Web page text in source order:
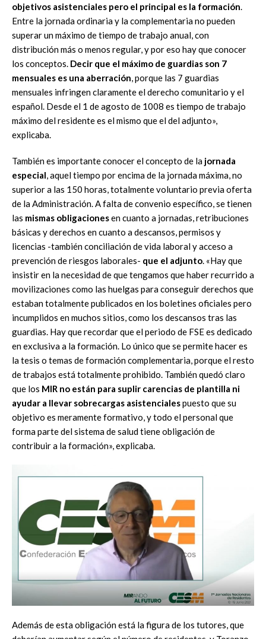
objetivos asistenciales pero el principal es la formación.
Entre la jornada ordinaria y la complementaria no pueden
superar un máximo de tiempo de trabajo anual, con
distribución más o menos regular, y por eso hay que conocer
los conceptos. Decir que el máximo de guardias son 7
mensuales es una aberración, porque las 7 guardias
mensuales infringen claramente el derecho comunitario y el
español. Desde el 1 de agosto de 1008 es tiempo de trabajo
máximo del residente es el mismo que el del adjunto»,
explicaba.
También es importante conocer el concepto de la jornada
especial, aquel tiempo por encima de la jornada máxima, no
superior a las 150 horas, totalmente voluntario previa oferta
de la Administración. A falta de convenio específico, se tienen
las mismas obligacionesen cuanto a jornadas, retribuciones
básicas y derechos en cuanto a descansos, permisos y
licencias -también conciliación de vida laboral y acceso a
prevención de riesgos laborales- que el adjunto. «Hay que
insistir en la necesidad de que tengamos que haber recurrido a
movilizaciones como las huelgas para conseguir derechos que
estaban totalmente publicados en los boletines oficiales pero
incumplidos en muchos sitios, como los descansos tras las
guardias. Hay que recordar que el periodo de FSE es dedicado
en exclusiva a la formación. Lo único que se permite hacer es
la tesis o temas de formación complementaria, porque el resto
de trabajos está totalmente prohibido. También quedó claro
que los MIR no están para suplir carencias de plantilla ni
ayudar a llevar sobrecargas asistencialespuesto que su
objetivo es meramente formativo, y todo el personal que
forma parte del sistema de salud tiene obligación de
contribuir a la formación», explicaba.
Además de esta obligación está la figura de los tutores, que